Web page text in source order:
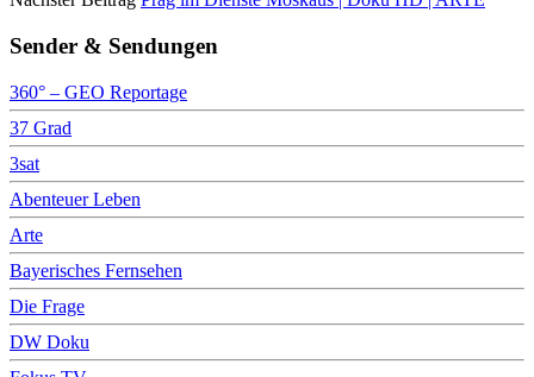
Sender & Sendungen
360° – GEO Reportage
37 Grad
3sat
Abenteuer Leben
Arte
Bayerisches Fernsehen
Die Frage
DW Doku